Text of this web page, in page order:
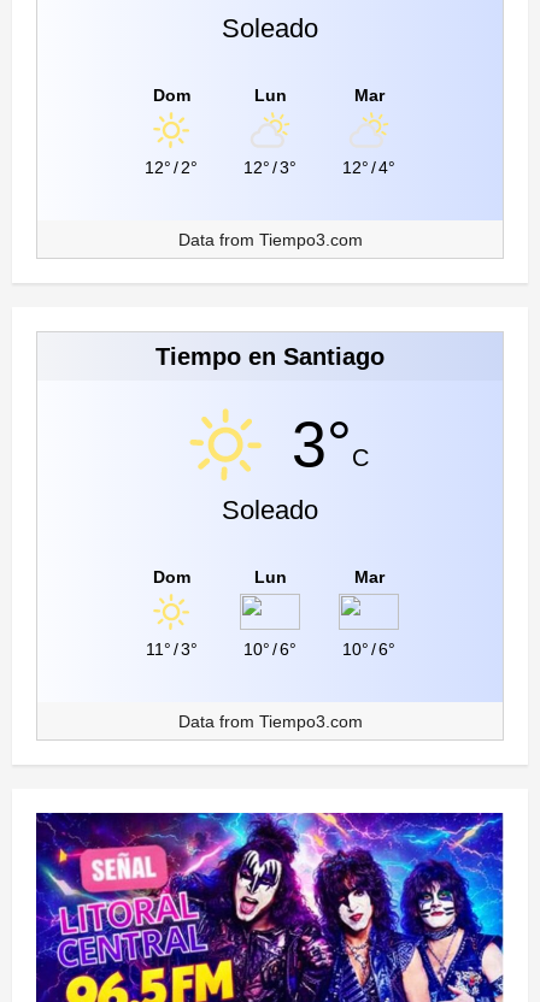
Soleado
Dom
12°/2°
Lun
12°/3°
Mar
12°/4°
Data from Tiempo3.com
Tiempo en Santiago
3°C
Soleado
Dom
11°/3°
Lun
10°/6°
Mar
10°/6°
Data from Tiempo3.com